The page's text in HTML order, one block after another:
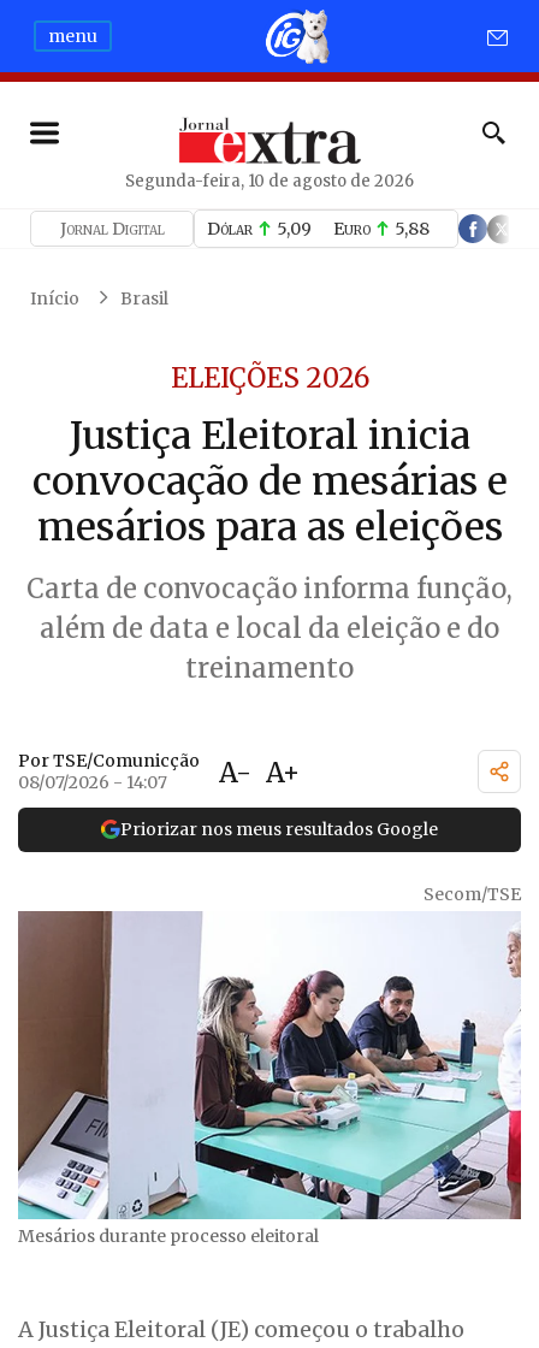
menu
Segunda-feira, 10 de agosto de 2026
Jornal Digital Dólar 5,09 Euro 5,88
Início Brasil
ELEIÇÕES 2026
Justiça Eleitoral inicia
convocação de mesárias e
mesários para as eleições
Carta de convocação informa função,
além de data e local da eleição e do
treinamento
Por TSE/Comunicção
08/07/2026 - 14:07
A- A+
Priorizar nos meus resultados Google
Secom/TSE
Mesários durante processo eleitoral
A Justiça Eleitoral (JE) começou o trabalho